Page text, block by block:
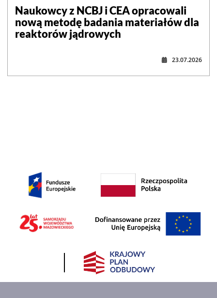
Naukowcy z NCBJ i CEA opracowali
nową metodę badania materiałów dla
reaktorów jądrowych
23.07.2026